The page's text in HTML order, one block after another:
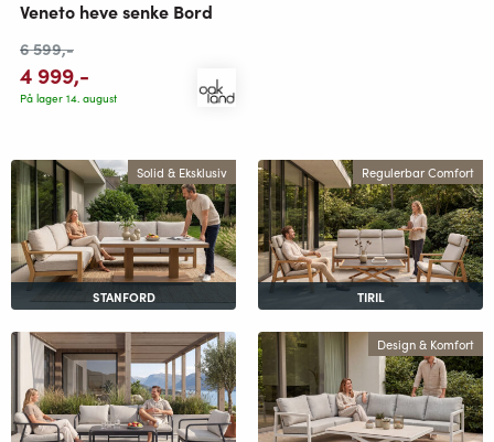
Veneto heve senke Bord
6 599,-
4 999,-
På lager 14. august
Solid & Eksklusiv
STANFORD
Regulerbar Comfort
TIRIL
Design & Komfort